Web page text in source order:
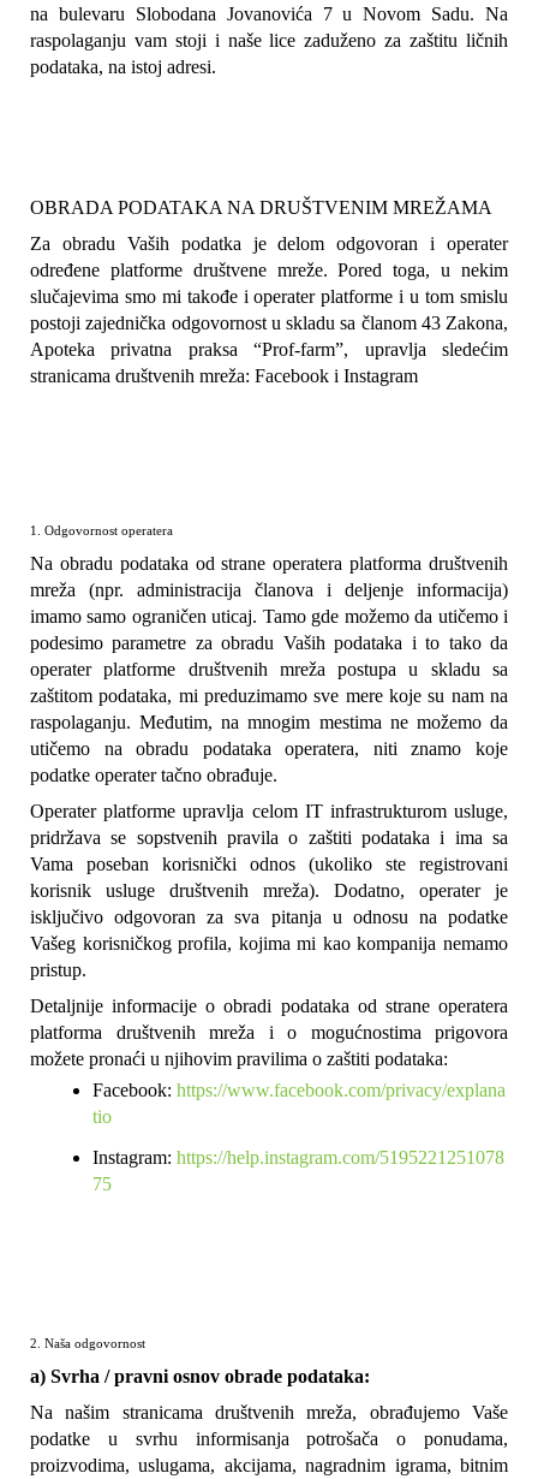
na bulevaru Slobodana Jovanovića 7 u Novom Sadu. Na
raspolaganju vam stoji i naše lice zaduženo za zaštitu ličnih
podataka, na istoj adresi.
OBRADA PODATAKA NA DRUŠTVENIM MREŽAMA
Za obradu Vaših podatka je delom odgovoran i operater
određene platforme društvene mreže. Pored toga, u nekim
slučajevima smo mi takođe i operater platforme i u tom smislu
postoji zajednička odgovornost u skladu sa članom 43 Zakona,
Apoteka privatna praksa “Prof-farm”, upravlja sledećim
stranicama društvenih mreža: Facebook i Instagram
1. Odgovornost operatera
Na obradu podataka od strane operatera platforma društvenih
mreža (npr. administracija članova i deljenje informacija)
imamo samo ograničen uticaj. Tamo gde možemo da utičemo i
podesimo parametre za obradu Vaših podataka i to tako da
operater platforme društvenih mreža postupa u skladu sa
zaštitom podataka, mi preduzimamo sve mere koje su nam na
raspolaganju. Međutim, na mnogim mestima ne možemo da
utičemo na obradu podataka operatera, niti znamo koje
podatke operater tačno obrađuje.
Operater platforme upravlja celom IT infrastrukturom usluge,
pridržava se sopstvenih pravila o zaštiti podataka i ima sa
Vama poseban korisnički odnos (ukoliko ste registrovani
korisnik usluge društvenih mreža). Dodatno, operater je
isključivo odgovoran za sva pitanja u odnosu na podatke
Vašeg korisničkog profila, kojima mi kao kompanija nemamo
pristup.
Detaljnije informacije o obradi podataka od strane operatera
platforma društvenih mreža i o mogućnostima prigovora
možete pronaći u njihovim pravilima o zaštiti podataka:
Facebook: https://www.facebook.com/privacy/explana
tio
Instagram: https://help.instagram.com/5195221251078
75
2. Naša odgovornost
a) Svrha / pravni osnov obrade podataka:
Na našim stranicama društvenih mreža, obrađujemo Vaše
podatke u svrhu informisanja potrošača o ponudama,
proizvodima, uslugama, akcijama, nagradnim igrama, bitnim